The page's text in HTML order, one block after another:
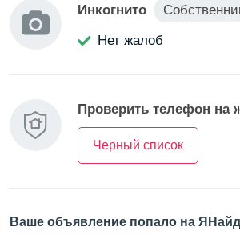
О квартире
Инкогнито
Нет жалоб
Проверить телефон на
Черный список
Ваше объявление попало на